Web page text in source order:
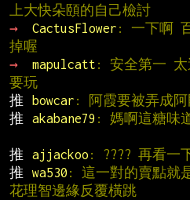
上大快朵頤的自己檢討
→
CactusFlower : 一下啊
掉喔
→
mapulcatt : 安全第一 太
要玩
推
bowcar : 阿霞要被弄成阿
推
akabane79 : 媽啊這糖味
推
ajjackoo : ???? 再看一
推
wa530 : 這一對的賣點就
花理智邊緣反覆橫跳